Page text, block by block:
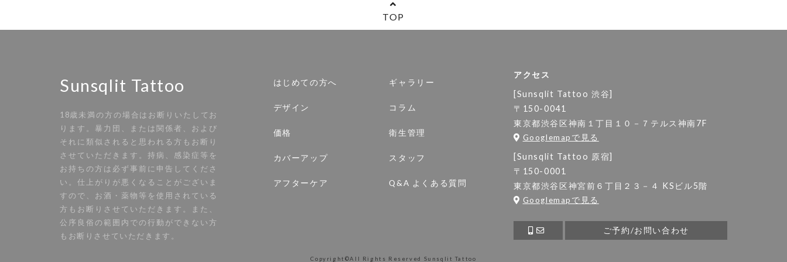
TOP
Sunsqlit Tattoo
18歳未満の方の場合はお断りいたしてお
ります。暴力団、または関係者、および
それに類似されると思われる方もお断り
させていただきます。持病、感染症等を
お持ちの方は必ず事前に申告してくださ
い。仕上がりが悪くなることがございま
すので、お酒・薬物等を使用されている
方もお断りさせていただきます。また、
公序良俗の範囲内での行動ができない方
もお断りさせていただきます。
はじめての方へ
デザイン
価格
カバーアップ
アフターケア
ギャラリー
コラム
衛生管理
スタッフ
Q&A よくある質問
アクセス
[Sunsqlit Tattoo 渋谷]
〒150-0041
東京都渋谷区神南１丁目１０－７テルス神南7F
Googlemapで見る
[Sunsqlit Tattoo 原宿]
〒150-0001
東京都渋谷区神宮前６丁目２３－４ KSビル5階
Googlemapで見る
ご予約/お問い合わせ
Copyright©All Rights Reserved Sunsqlit Tattoo